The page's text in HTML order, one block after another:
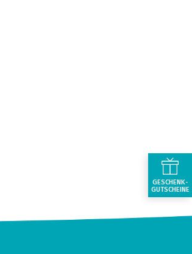
GESCHENK-
GUTSCHEINE